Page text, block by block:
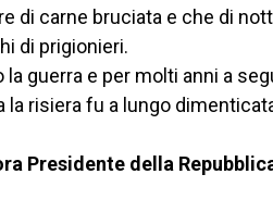
di carne bruciata e che di
di prigionieri.
la guerra e per molti anni a
risiera fu a lungo
Presidente della